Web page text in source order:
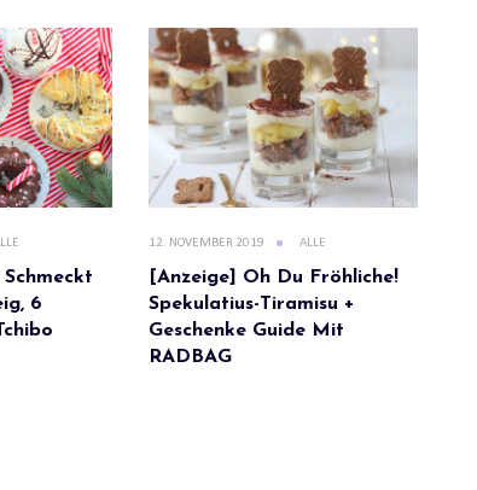
6
12. NOVEMBER 2019 ALLE
[Anzeige] Oh Du Fröhliche!
Spekulatius-Tiramisu +
Geschenke Guide Mit
RADBAG